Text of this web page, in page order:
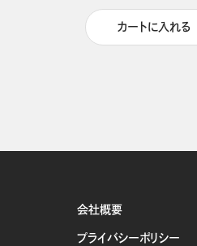
カートに入れる
会社概要
プライバシーポリシー